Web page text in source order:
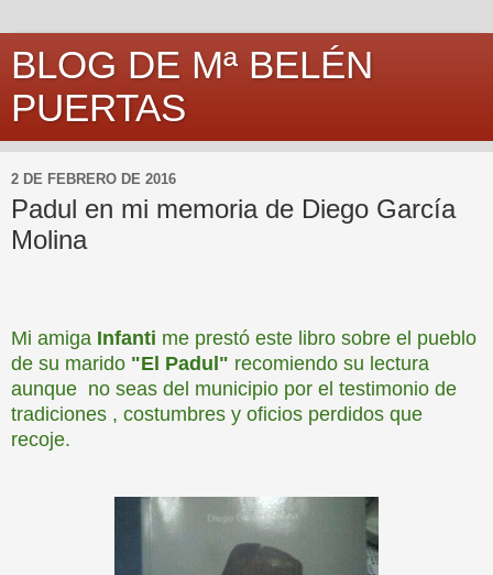
BLOG DE Mª BELÉN
PUERTAS
2 DE FEBRERO DE 2016
Padul en mi memoria de Diego García
Molina
Mi amiga Infanti me prestó este libro sobre el pueblo
de su marido "El Padul" recomiendo su lectura
aunque no seas del municipio por el testimonio de
tradiciones , costumbres y oficios perdidos que
recoje.